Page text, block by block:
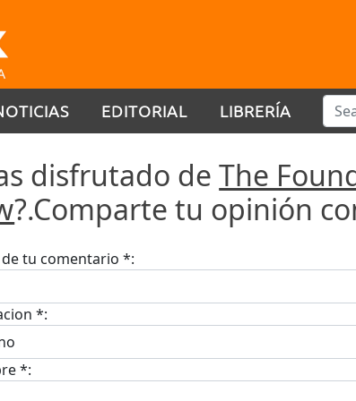
EDITORIAL LIBRERÍA
disfrutado deThe
?.Comparte tu opinión
tu comentario *:
*:
*: